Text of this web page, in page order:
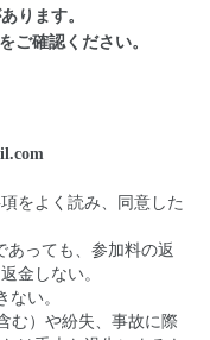
ります。
ご確認ください。
をよく読み、同意した
あっても、参加料の返
金しない。
ない。
む）や紛失、事故に際